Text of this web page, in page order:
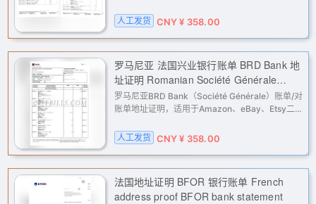
完成后邮件交付高清原版PDF。
人工发货 CNY ¥ 358.00
罗马尼亚 法国兴业银行账单 BRD Bank 地
址证明 Romanian Société Générale
(Society of French Trademark)
statement, BRD Bank address proof
罗马尼亚BRD Bank（Société Générale）账单/对
账单地址证明，适用于Amazon、eBay、Etsy二
按姓名地址定制，高清PDF邮件交付。
人工发货 CNY ¥ 358.00
法国地址证明 BFOR 银行账单 French
address proof BFOR bank statement